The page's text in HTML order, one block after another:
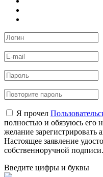
Я прочел
полностью и обязуюсь его
желание зарегистрировать
Настоящее заявление
собственноручной подписи.
Введите цифры и буквы